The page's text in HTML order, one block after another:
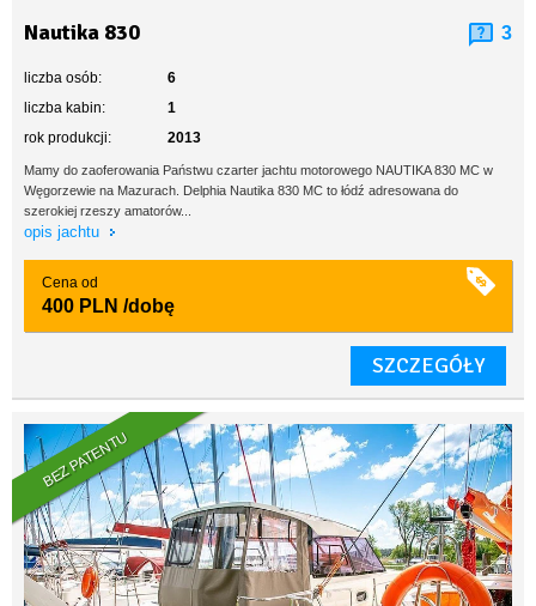
Nautika 830 3
liczba osób:
6
liczba kabin:
1
rok produkcji:
2013
Mamy do zaoferowania Państwu czarter jachtu motorowego NAUTIKA 830 MC w
Węgorzewie na Mazurach. Delphia Nautika 830 MC to łódź adresowana do
szerokiej rzeszy amatorów...
opis jachtu
Cena od
400 PLN /dobę
SZCZEGÓŁY
BEZ PATENTU